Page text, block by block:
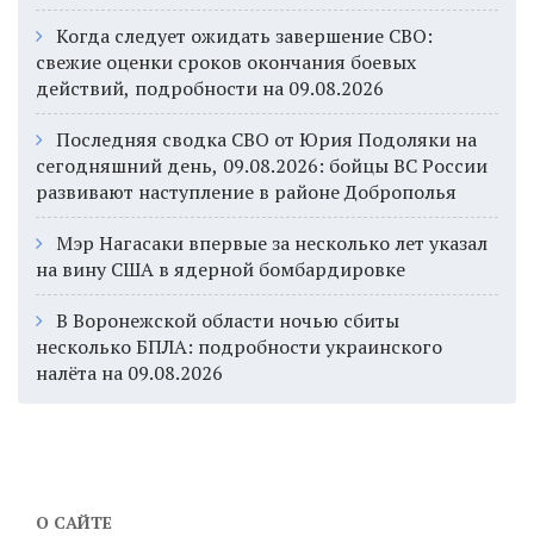
Когда следует ожидать завершение СВО:
свежие оценки сроков окончания боевых
действий, подробности на 09.08.2026
Последняя сводка СВО от Юрия Подоляки на
сегодняшний день, 09.08.2026: бойцы ВС России
развивают наступление в районе Доброполья
Мэр Нагасаки впервые за несколько лет указал
на вину США в ядерной бомбардировке
В Воронежской области ночью сбиты
несколько БПЛА: подробности украинского
налёта на 09.08.2026
О САЙТЕ